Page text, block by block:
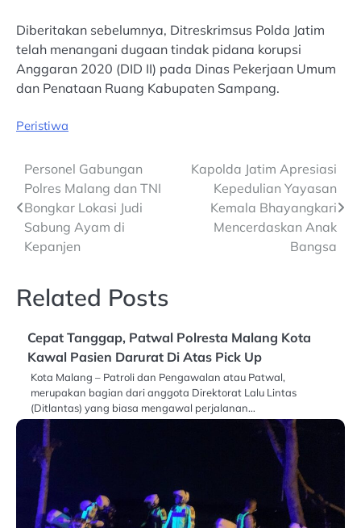
Diberitakan sebelumnya, Ditreskrimsus Polda Jatim
telah menangani dugaan tindak pidana korupsi
Anggaran 2020 (DID II) pada Dinas Pekerjaan Umum
dan Penataan Ruang Kabupaten Sampang.
Peristiwa
Post
navigation
Personel Gabungan
Polres Malang dan TNI
Bongkar Lokasi Judi
Sabung Ayam di
Kepanjen
Kapolda Jatim Apresiasi
Kepedulian Yayasan
Kemala Bhayangkari
Mencerdaskan Anak
Bangsa
Related Posts
Cepat Tanggap, Patwal Polresta Malang Kota
Kawal Pasien Darurat Di Atas Pick Up
Kota Malang – Patroli dan Pengawalan atau Patwal,
merupakan bagian dari anggota Direktorat Lalu Lintas
(Ditlantas) yang biasa mengawal perjalanan…